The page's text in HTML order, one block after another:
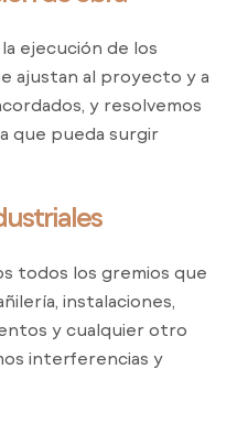
ejecución de los
ajustan al proyecto y a
y resolvemos
que pueda surgir
todos los gremios que
instalaciones,
y cualquier otro
interferencias y